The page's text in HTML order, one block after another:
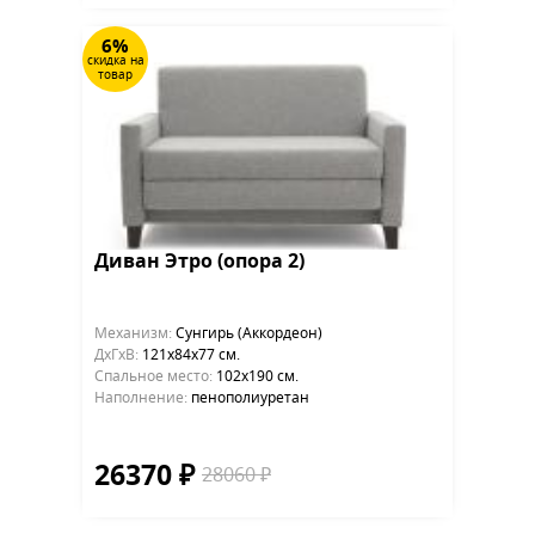
6%
скидка на
товар
Диван Этро (опора 2)
Механизм: Сунгирь (Аккордеон)
ДхГхВ: 121х84x77 см.
Cпальное место: 102х190 см.
Наполнение: пенополиуретан
26370 ₽ 28060 ₽